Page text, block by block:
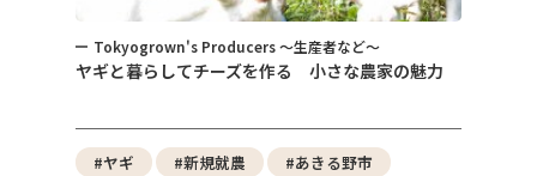
Tokyogrown's Producers ～生産者など～
ヤギと暮らしてチーズを作る 小さな農家の魅力
#ヤギ #新規就農
#あきる野市